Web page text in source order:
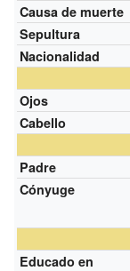
Causa de muerte
Sepultura
Nacionalidad
Ojos
Cabello
Padre
Cónyuge
Educado en